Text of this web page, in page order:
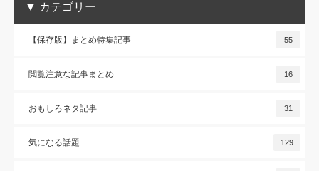
▼ カテゴリー
【保存版】まとめ特集記事 55
閲覧注意な記事まとめ 16
おもしろネタ記事 31
気になる話題 129